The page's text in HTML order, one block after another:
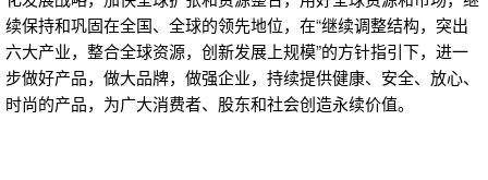
续保持和巩固在全国、全球的领先地位，在“继续调整结构，突出
六大产业，整合全球资源，创新发展上规模”的方针指引下，进一
步做好产品，做大品牌，做强企业，持续提供健康、安全、放心、
时尚的产品，为广大消费者、股东和社会创造永续价值。